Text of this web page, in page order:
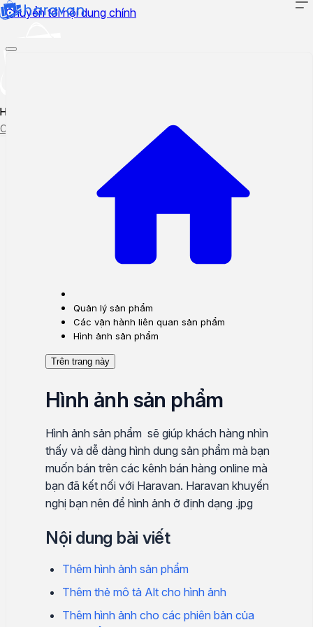
Chuyển tới nội dung chính
Hướng dẫn sử dụng
Cập nhật tính năng mới
Theo dõi ticket
Quản lý sản phẩm
Các vận hành liên quan sản phẩm
Hình ảnh sản phẩm
Trên trang này
Hình ảnh sản phẩm
Hình ảnh sản phẩm sẽ giúp khách hàng nhìn
thấy và dễ dàng hình dung sản phẩm mà bạn
muốn bán trên các kênh bán hàng online mà
bạn đã kết nối với Haravan. Haravan khuyến
nghị bạn nên để hình ảnh ở định dạng .jpg
Nội dung bài viết
Thêm hình ảnh sản phẩm
Thêm thẻ mô tả Alt cho hình ảnh
Thêm hình ảnh cho các phiên bản của